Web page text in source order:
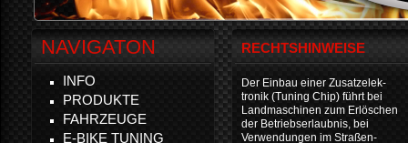
RECHTSHINWEISE
Der Einbau einer Zusatzelek-
tronik (Tuning Chip) führt bei
Landmaschinen zum Erlöschen
der Betriebserlaubnis, bei
Verwendungen im Straßen-
NAVIGATON
INFO
PRODUKTE
FAHRZEUGE
E-BIKE TUNING